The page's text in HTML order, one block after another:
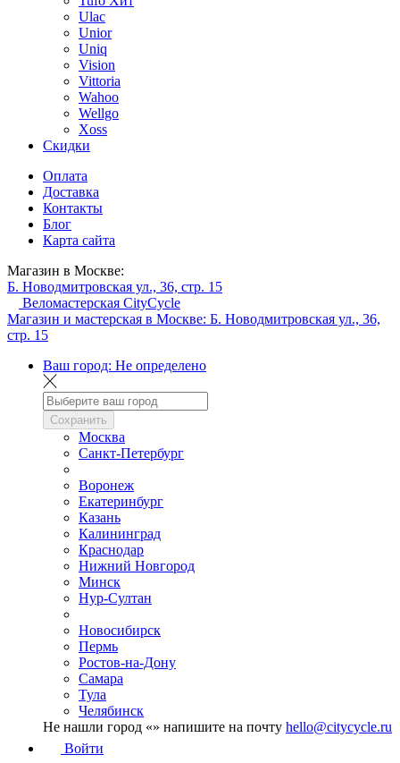
Ulac
Unior
Uniq
Vision
Vittoria
Wahoo
Wellgo
Xoss
Скидки
Оплата
Доставка
Контакты
Блог
Карта сайта
Магазин в Москве:
Б. Новодмитровская ул., 36, стр. 15
Веломастерская CityCycle
Магазин и мастерская в Москве: Б. Новодмитровская ул., 36,
стр. 15
Ваш город: Не определено
Сохранить
Москва
Санкт-Петербург
Воронеж
Екатеринбург
Казань
Калининград
Краснодар
Нижний Новгород
Минск
Нур-Султан
Новосибирск
Пермь
Ростов-на-Дону
Самара
Тула
Челябинск
Не нашли город «» напишите на почту hello@citycycle.ru
Войти